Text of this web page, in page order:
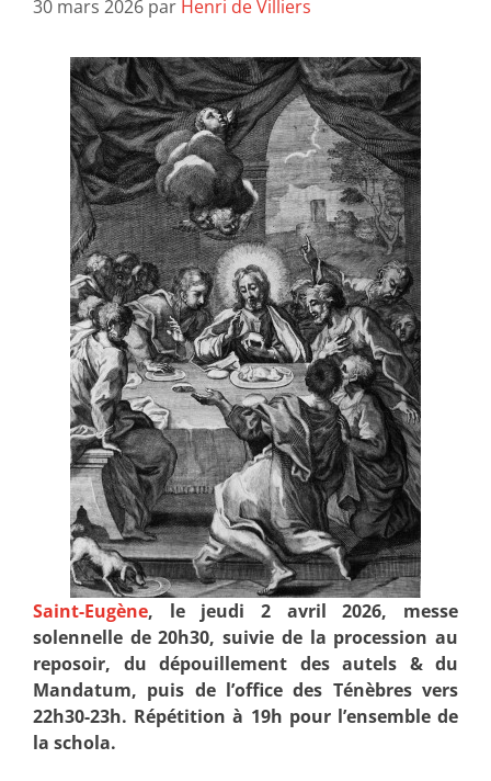
30 mars 2026 par Henri de Villiers
Saint-Eugène, le jeudi 2 avril 2026, messe
solennelle de 20h30, suivie de la procession au
reposoir, du dépouillement des autels & du
Mandatum, puis de l’office des Ténèbres vers
22h30-23h. Répétition à 19h pour l’ensemble de
la schola.